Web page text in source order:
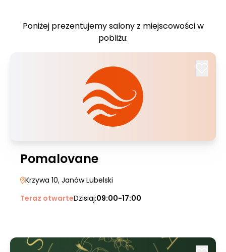
Poniżej prezentujemy salony z miejscowości w
pobliżu:
Pomalovane
Krzywa 10, Janów Lubelski
Teraz otwarteDzisiaj:09:00-17:00